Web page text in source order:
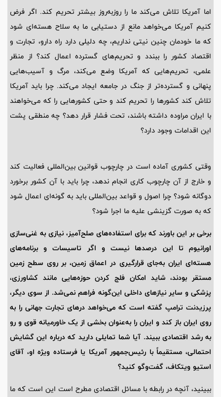
اما آمریکا تلاش می‌کند ما را روزبه‌روز بیشتر تحریم کند. اگر فرض
کنیم آمریکا می‌خواهد مانع از دستیابی ما به سلاح هسته‌ای شود
که ما خودمان چنین نیتی نداریم، چه دلیلی دارد راه دارو، تجارت و
اقتصاد کشور را ببندد و تحریم‌های گسترده اعمال کند؟ از منظر
علمی، تحریم‌هایی که آمریکا وضع می‌کند، مرگ و آسیب‌هایی
پنهانی و گسترده‌تر از جنگ در جامعه ایجاد می‌کند. چرا باید آمریکا
تلاش کند کشورها را تحریم کند و حتی کشورهایی را که می‌خواهند
با ایران مراوده داشته باشند، تحت فشار قرار دهد؟ چه منطقی پشت
این اقدامات وجود دارد؟
وقتی کشوری آماده است در چارچوب قوانین بین‌المللی فعالیت کند
و خارج از آن چارچوب کاری انجام ندهد، چرا باید با آن کشور برخورد
دوگانه شود؟ چرا اصول و قواعد بین‌المللی باید به گونه‌ای اعمال شود
که به صورت گزینشی علیه ما اجرا شود؟
برخی بر این باورند که برای استفاده‌های صلح‌آمیز، نیازی به غنی‌سازی
اورانیوم تا این درصدها نیست و اگر تاسیسات و برنامه‌های
هسته‌ای ایران به‌جای قرارگیری در اعماق زمین، بر روی سطح زمین
مستقر بودند، شاید امکان فلج کردن حوزه‌هایی مانند کشاورزی،
پزشکی و سایر نیازهای داخلی این‌گونه فراهم نمی‌شد. از سوی دیگر،
پرزیدنت ترامپ گفته است که می‌خواهد درهای تجارت جهانی را به
روی ایران باز کند و ایران را به‌عنوان بخشی از یک خاورمیانه قوی و رو
به رشد اقتصادی ببیند. آیا شما تمایلی دارید که درباره این گشایش
احتمالی، مستقیماً با رئیس‌جمهور آمریکا یا فرستاده ویژه او، آقای
استیو ویتکاف، گفت‌وگو کنید؟
ببینید، آنچه در رابطه با مسائل اقتصادی مطرح است این است که ما